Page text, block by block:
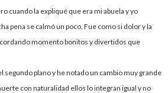
cuando la expliqué que era mi abuela y yo
pena se calmó un poco. Fue como si dolor y la
momento bonitos y divertidos que
plano y he notado un cambio muy grande
con naturalidad ellos lo integran igual y no